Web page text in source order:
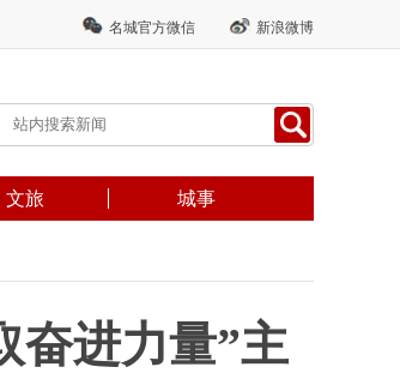
名城官方微信 新浪微博
文旅 城事
奋进力量”主